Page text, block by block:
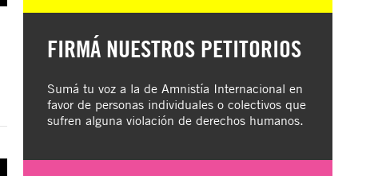
FIRMÁ NUESTROS PETITORIOS
Sumá tu voz a la de Amnistía Internacional en
favor de personas individuales o colectivos que
sufren alguna violación de derechos humanos.